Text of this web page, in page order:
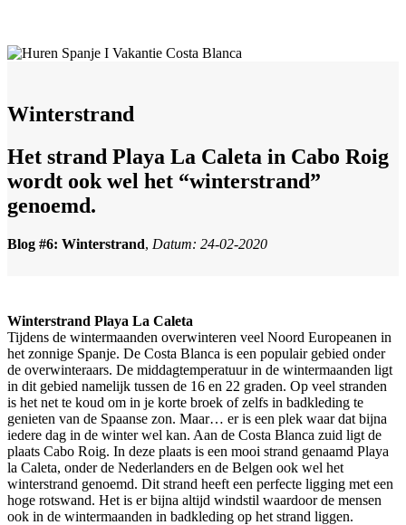
Winterstrand
Het strand Playa La Caleta in Cabo Roig
wordt ook wel het “winterstrand”
genoemd.
Blog #6: Winterstrand, Datum: 24-02-2020
Winterstrand Playa La Caleta
Tijdens de wintermaanden overwinteren veel Noord Europeanen in
het zonnige Spanje. De Costa Blanca is een populair gebied onder
de overwinteraars. De middagtemperatuur in de wintermaanden ligt
in dit gebied namelijk tussen de 16 en 22 graden. Op veel stranden
is het net te koud om in je korte broek of zelfs in badkleding te
genieten van de Spaanse zon. Maar… er is een plek waar dat bijna
iedere dag in de winter wel kan. Aan de Costa Blanca zuid ligt de
plaats Cabo Roig. In deze plaats is een mooi strand genaamd Playa
la Caleta, onder de Nederlanders en de Belgen ook wel het
winterstrand genoemd. Dit strand heeft een perfecte ligging met een
hoge rotswand. Het is er bijna altijd windstil waardoor de mensen
ook in de wintermaanden in badkleding op het strand liggen.